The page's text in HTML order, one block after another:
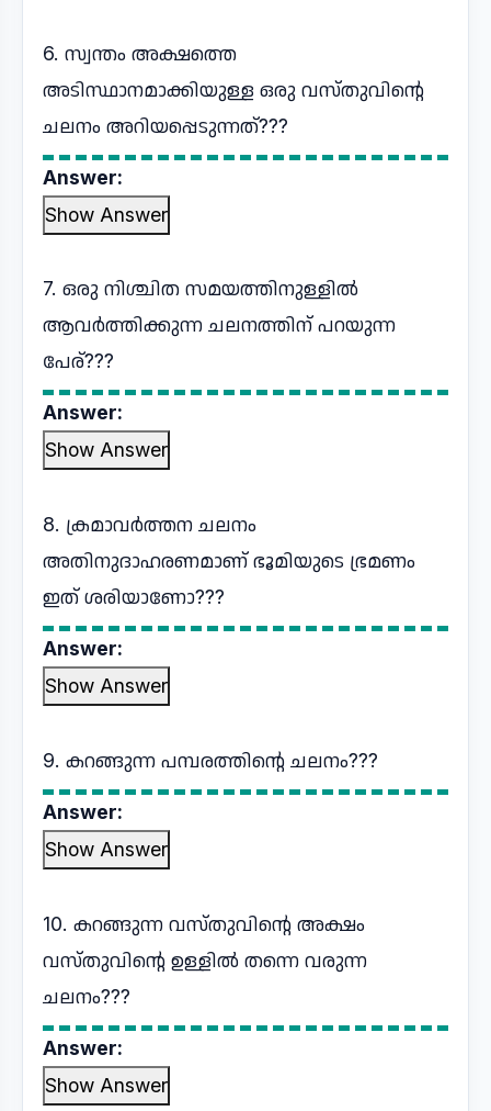
6. സ്വന്തം അക്ഷത്തെ
അടിസ്ഥാനമാക്കിയുള്ള ഒരു വസ്തുവിന്റെ
ചലനം അറിയപ്പെടുന്നത്???
Answer:
Show Answer
7. ഒരു നിശ്ചിത സമയത്തിനുള്ളിൽ
ആവർത്തിക്കുന്ന ചലനത്തിന് പറയുന്ന
പേര്???
Answer:
Show Answer
8. ക്രമാവർത്തന ചലനം
അതിനുദാഹരണമാണ് ഭൂമിയുടെ ഭ്രമണം
ഇത് ശരിയാണോ???
Answer:
Show Answer
9. കറങ്ങുന്ന പമ്പരത്തിന്റെ ചലനം???
Answer:
Show Answer
10. കറങ്ങുന്ന വസ്തുവിന്റെ അക്ഷം
വസ്തുവിന്റെ ഉള്ളിൽ തന്നെ വരുന്ന
ചലനം???
Answer:
Show Answer